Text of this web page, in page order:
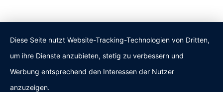
Diese Seite nutzt Website-Tracking-Technologien von Dritten,
um ihre Dienste anzubieten, stetig zu verbessern und
Werbung entsprechend den Interessen der Nutzer
anzuzeigen.